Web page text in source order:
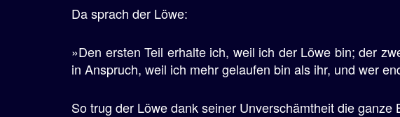
Da sprach der Löwe:
»Den ersten Teil erhalte ich, weil ich der Löwe bin; der
in Anspruch, weil ich mehr gelaufen bin als ihr, und wer
So trug der Löwe dank seiner Unverschämtheit die ganze